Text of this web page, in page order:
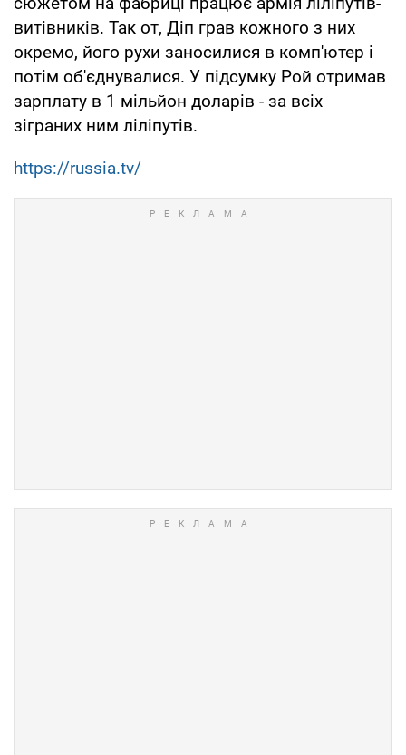
витівників. Так от, Діп грав кожного з них
окремо, його рухи заносилися в комп'ютер і
потім об'єднувалися. У підсумку Рой отримав
зарплату в 1 мільйон доларів - за всіх
зіграних ним ліліпутів.
https://russia.tv/